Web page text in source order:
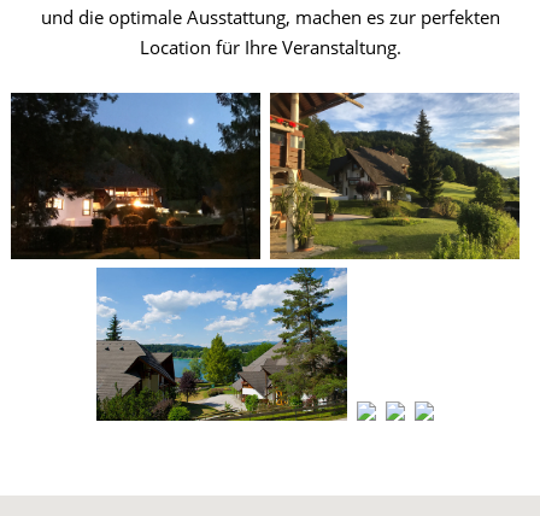
und die optimale Ausstattung, machen es zur perfekten
Location für Ihre Veranstaltung.